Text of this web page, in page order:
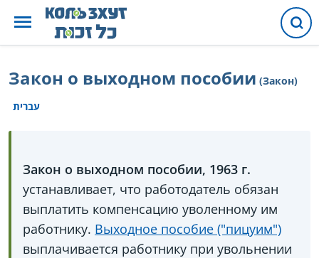
Закон о выходном пособии (Закон)
עברית
Закон о выходном пособии, 1963 г.
устанавливает, что работодатель обязан
выплатить компенсацию уволенному им
работнику. Выходное пособие ("пицуим")
выплачивается работнику при увольнении